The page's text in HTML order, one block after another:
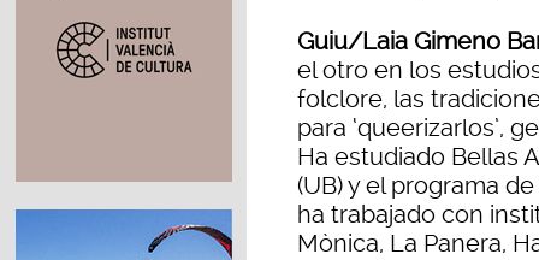
Guiu/Laia Gimeno
el otro en los
folclore, las
para ‘queerizarlos’,
Ha estudiado Bellas
(UB) y el programa
ha trabajado con
Mònica, La Panera,